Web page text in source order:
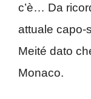
c’è… Da
attuale capo-
Meité dato
Monaco.